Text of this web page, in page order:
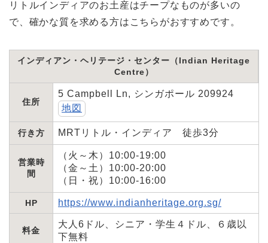
リトルインディアのお土産はチープなものが多いの
で、確かな質を求める方はこちらがおすすめです。
インディアン・ヘリテージ・センター（Indian Heritage
Centre）
住所
5 Campbell Ln, シンガポール 209924
地図
行き方 MRTリトル・インディア 徒歩3分
営業時
間
（火～木）10:00-19:00
（金～土）10:00-20:00
（日・祝）10:00-16:00
HP https://www.indianheritage.org.sg/
料金
大人6ドル、シニア・学生４ドル、６歳以
下無料